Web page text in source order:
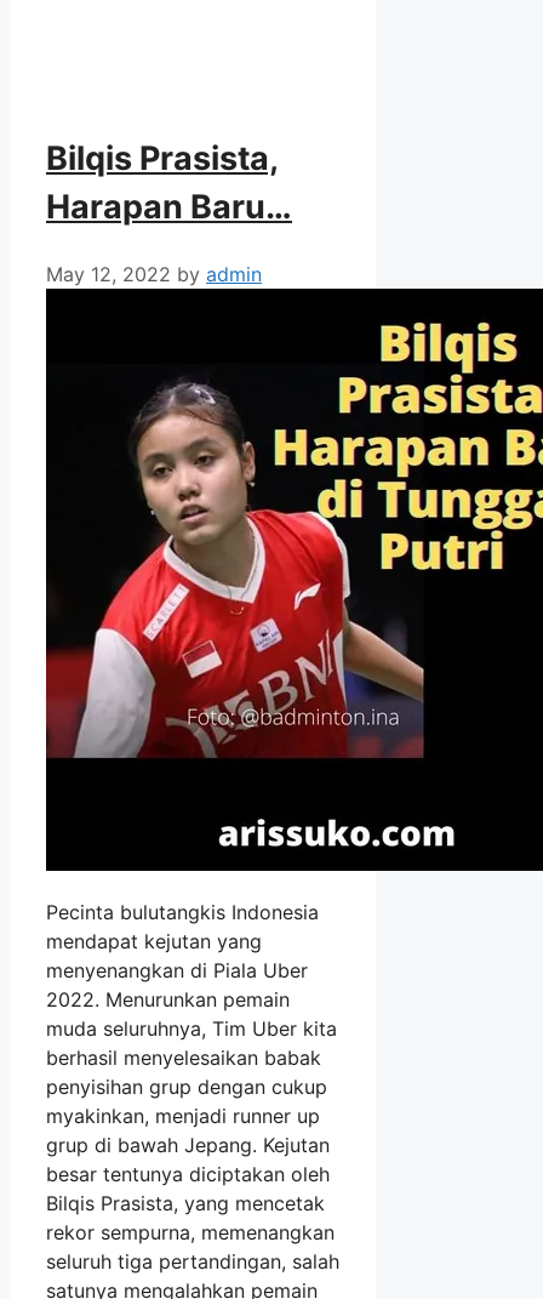
Bilqis Prasista,
Harapan Baru…
May 12, 2022 by admin
Pecinta bulutangkis Indonesia
mendapat kejutan yang
menyenangkan di Piala Uber
2022. Menurunkan pemain
muda seluruhnya, Tim Uber kita
berhasil menyelesaikan babak
penyisihan grup dengan cukup
myakinkan, menjadi runner up
grup di bawah Jepang. Kejutan
besar tentunya diciptakan oleh
Bilqis Prasista, yang mencetak
rekor sempurna, memenangkan
seluruh tiga pertandingan, salah
satunya mengalahkan pemain